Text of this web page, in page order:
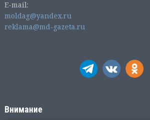
E-mail:
moldag@yandex.ru
reklama@md-gazeta.ru
Внимание